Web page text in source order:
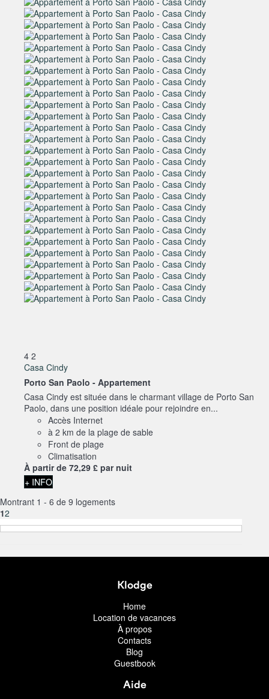
4 2
Casa Cindy
Porto San Paolo - Appartement
Casa Cindy est située dans le charmant village de Porto San
Paolo, dans une position idéale pour rejoindre en...
Accès Internet
à 2 km de la plage de sable
Front de plage
Climatisation
À partir de 72,29 £ par nuit
+ INFO
Montrant 1 - 6 de 9 logements
12
Klodge
Home
Location de vacances
À propos
Contacts
Blog
Guestbook
Aide